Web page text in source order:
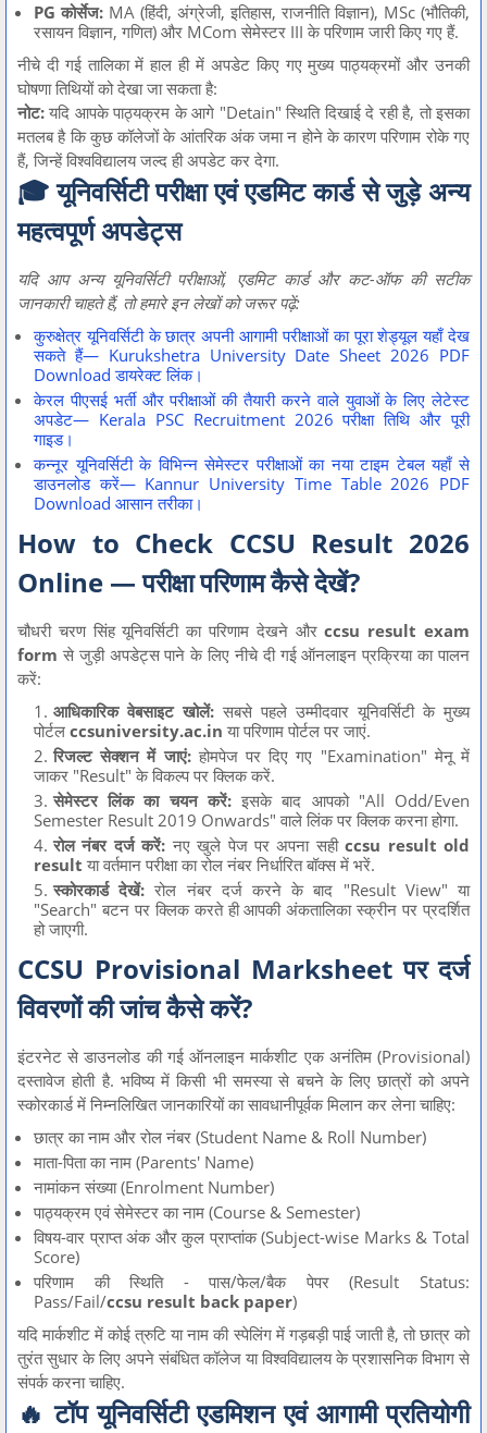
PG कोर्सेज: MA (हिंदी, अंग्रेजी, इतिहास, राजनीति विज्ञान), MSc (भौतिकी,
रसायन विज्ञान, गणित) और MCom सेमेस्टर III के परिणाम जारी किए गए हैं.
नीचे दी गई तालिका में हाल ही में अपडेट किए गए मुख्य पाठ्यक्रमों और उनकी
घोषणा तिथियों को देखा जा सकता है:
नोट: यदि आपके पाठ्यक्रम के आगे "Detain" स्थिति दिखाई दे रही है, तो इसका
मतलब है कि कुछ कॉलेजों के आंतरिक अंक जमा न होने के कारण परिणाम रोके गए
हैं, जिन्हें विश्वविद्यालय जल्द ही अपडेट कर देगा.
🎓 यूनिवर्सिटी परीक्षा एवं एडमिट कार्ड से जुड़े अन्य
महत्वपूर्ण अपडेट्स
यदि आप अन्य यूनिवर्सिटी परीक्षाओं, एडमिट कार्ड और कट-ऑफ की सटीक
जानकारी चाहते हैं, तो हमारे इन लेखों को जरूर पढ़ें:
कुरुक्षेत्र यूनिवर्सिटी के छात्र अपनी आगामी परीक्षाओं का पूरा शेड्यूल यहाँ देख
सकते हैं— Kurukshetra University Date Sheet 2026 PDF
Download डायरेक्ट लिंक।
केरल पीएसई भर्ती और परीक्षाओं की तैयारी करने वाले युवाओं के लिए लेटेस्ट
अपडेट— Kerala PSC Recruitment 2026 परीक्षा तिथि और पूरी
गाइड।
कन्नूर यूनिवर्सिटी के विभिन्न सेमेस्टर परीक्षाओं का नया टाइम टेबल यहाँ से
डाउनलोड करें— Kannur University Time Table 2026 PDF
Download आसान तरीका।
How to Check CCSU Result 2026
Online — परीक्षा परिणाम कैसे देखें?
चौधरी चरण सिंह यूनिवर्सिटी का परिणाम देखने औरccsu result exam
form से जुड़ी अपडेट्स पाने के लिए नीचे दी गई ऑनलाइन प्रक्रिया का पालन
करें:
आधिकारिक वेबसाइट खोलें: सबसे पहले उम्मीदवार यूनिवर्सिटी के मुख्य
पोर्टल ccsuniversity.ac.in या परिणाम पोर्टल पर जाएं.
रिजल्ट सेक्शन में जाएं:होमपेज पर दिए गए "Examination" मेनू में
जाकर "Result" के विकल्प पर क्लिक करें.
सेमेस्टर लिंक का चयन करें:इसके बाद आपको "All Odd/Even
Semester Result 2019 Onwards" वाले लिंक पर क्लिक करना होगा.
रोल नंबर दर्ज करें: नए खुले पेज पर अपना सहीccsu result old
result या वर्तमान परीक्षा का रोल नंबर निर्धारित बॉक्स में भरें.
स्कोरकार्ड देखें: रोल नंबर दर्ज करने के बाद "Result View" या
"Search" बटन पर क्लिक करते ही आपकी अंकतालिका स्क्रीन पर प्रदर्शित
हो जाएगी.
CCSU Provisional Marksheet पर दर्ज
विवरणों की जांच कैसे करें?
इंटरनेट से डाउनलोड की गई ऑनलाइन मार्कशीट एक अनंतिम (Provisional)
दस्तावेज होती है. भविष्य में किसी भी समस्या से बचने के लिए छात्रों को अपने
स्कोरकार्ड में निम्नलिखित जानकारियों का सावधानीपूर्वक मिलान कर लेना चाहिए:
छात्र का नाम और रोल नंबर (Student Name & Roll Number)
माता-पिता का नाम (Parents' Name)
नामांकन संख्या (Enrolment Number)
पाठ्यक्रम एवं सेमेस्टर का नाम (Course & Semester)
विषय-वार प्राप्त अंक और कुल प्राप्तांक (Subject-wise Marks & Total
Score)
परिणाम की स्थिति - पास/फेल/बैक पेपर (Result Status:
Pass/Fail/ccsu result back paper)
यदि मार्कशीट में कोई त्रुटि या नाम की स्पेलिंग में गड़बड़ी पाई जाती है, तो छात्र को
तुरंत सुधार के लिए अपने संबंधित कॉलेज या विश्वविद्यालय के प्रशासनिक विभाग से
संपर्क करना चाहिए.
🔥 टॉप यूनिवर्सिटी एडमिशन एवं आगामी प्रतियोगी